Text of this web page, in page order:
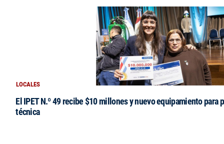
LOCALES
El IPET N.º 49 recibe $10 millones y nuevo equipamiento para
técnica